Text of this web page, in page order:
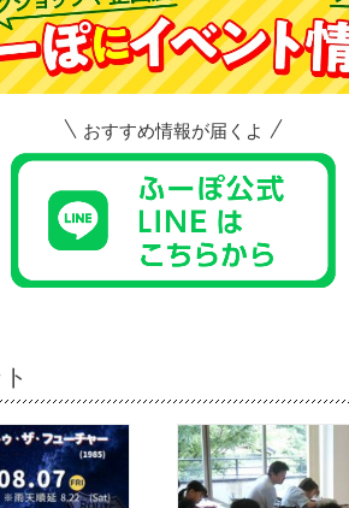
おすすめ情報が届くよ